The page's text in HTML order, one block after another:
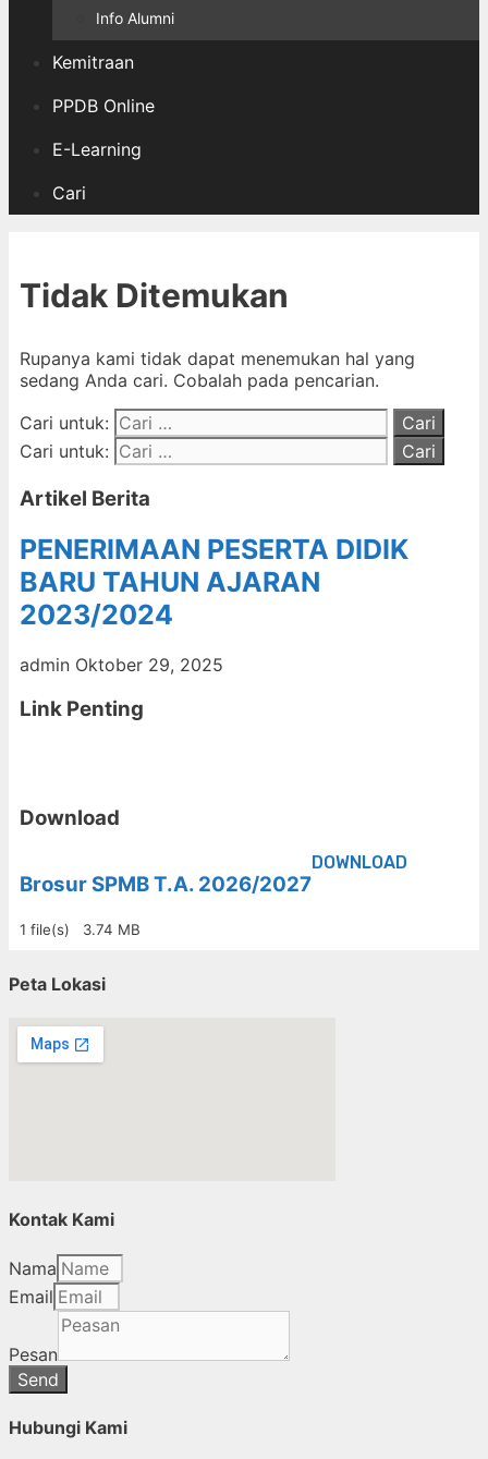
Info Alumni
Kemitraan
PPDB Online
E-Learning
Cari
Tidak Ditemukan
Rupanya kami tidak dapat menemukan hal yang
sedang Anda cari. Cobalah pada pencarian.
Cari untuk:
Cari untuk:
Artikel Berita
PENERIMAAN PESERTA DIDIK
BARU TAHUN AJARAN
2023/2024
admin Oktober 29, 2025
Link Penting
Download
Brosur SPMB T.A. 2026/2027
1 file(s) 3.74 MB
DOWNLOAD
Peta Lokasi
Kontak Kami
Nama
Email
Pesan
Send
Hubungi Kami